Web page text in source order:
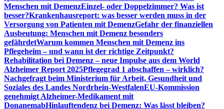
Menschen mit DemenzEinzel- oder Doppelzimmer? Was ist
besser?Krankenhausreport: was besser werden muss in der
Versorgung von Patienten mit DemenzGefahr der finanziellen
Ausbeutung: Menschen mit Demenz besonders
gefährdetWarum kommen Menschen mit Demenz ins
Pflegeheim – und wann ist der richtige Zeitpunkt?
Rehabilitation bei Demenz – neue Impulse aus dem World
Alzheimer Report 2025Pflegegrad 1 abschaffen – wirklich?
Nachgefragt beim Ministerium für Arbeit, Gesundheit und
Soziales des Landes Nordrhein-WestfalenEU-Kommission
genehmigt Alzheimer-Medikament mit
DonanemabHinlauftendenz bei Demenz: Was lässt bleiben?